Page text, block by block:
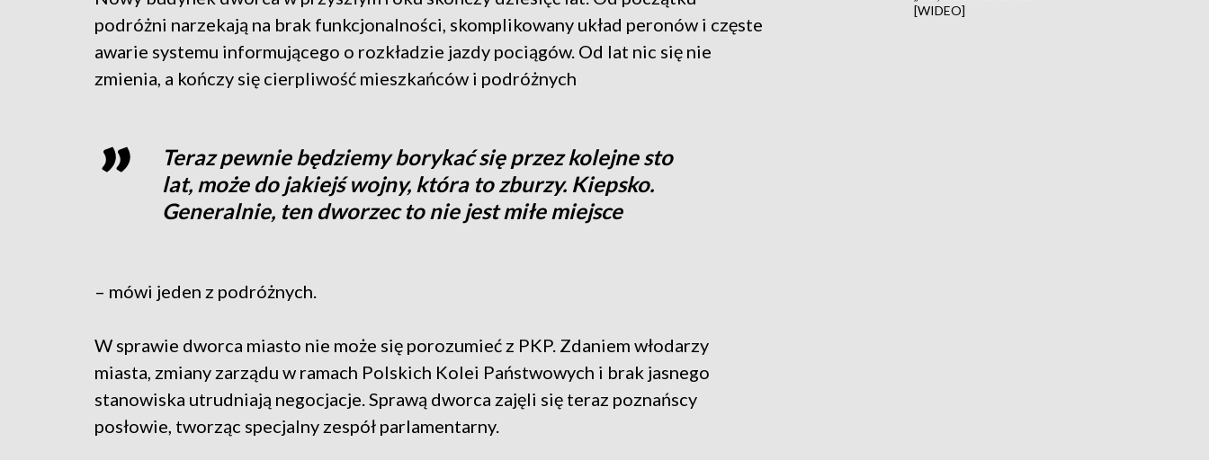
podróżni narzekają na brak funkcjonalności, skomplikowany układ peronów i częste
awarie systemu informującego o rozkładzie jazdy pociągów. Od lat nic się nie
zmienia, a kończy się cierpliwość mieszkańców i podróżnych
Teraz pewnie będziemy borykać się przez kolejne sto
lat, może do jakiejś wojny, która to zburzy. Kiepsko.
Generalnie, ten dworzec to nie jest miłe miejsce
– mówi jeden z podróżnych.
W sprawie dworca miasto nie może się porozumieć z PKP. Zdaniem włodarzy
miasta, zmiany zarządu w ramach Polskich Kolei Państwowych i brak jasnego
stanowiska utrudniają negocjacje. Sprawą dworca zajęli się teraz poznańscy
posłowie, tworząc specjalny zespół parlamentarny.
[WIDEO]